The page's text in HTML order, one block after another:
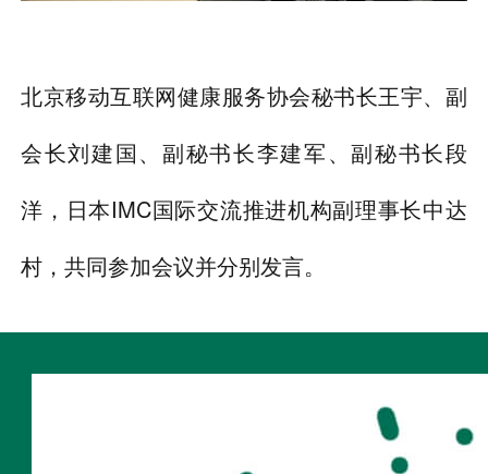
北京移动互联网健康服务协会秘书长王宇、副
会长刘建国、副秘书长李建军、副秘书长段
洋，日本IMC国际交流推进机构副理事长中达
村，共同参加会议并分别发言。